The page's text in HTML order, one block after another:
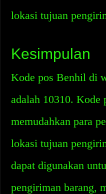
lokasi tujuan
Kesimpulan
Kode pos Benhil di
adalah 10310.
memudahkan para
lokasi tujuan
dapat digunakan
pengiriman barang,